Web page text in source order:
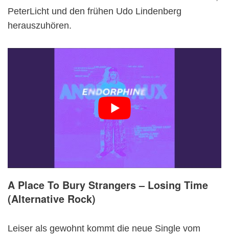
PeterLicht und den frühen Udo Lindenberg
herauszuhören.
A Place To Bury Strangers – Losing Time
(Alternative Rock)
Leiser als gewohnt kommt die neue Single vom